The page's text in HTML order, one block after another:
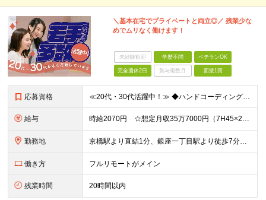
＼基本在宅でプライベートと両立◎／ 残業少な
めでムリなく働けます！
未経験歓迎 学歴不問 ベテランOK
完全週休2日 賞与複数月 面接1回
応募資格 ≪20代・30代活躍中！≫ ◆ハンドコーディング（HTML5、CSS3）の経験 ※Dreamweaver等の使用は除く ◆Photoshop使用経験 ※ブランクがある方やこれまでのご経験に自信がない
給与 時給2070円 ☆想定月収35万7000円（7H45×20日+残業15H） ※交通費全額支給 ※在宅日数に応じて、在宅勤務手当あり
勤務地 京橋駅より直結1分、銀座一丁目駅より徒歩7分、東京駅より徒歩8分、有楽町駅より徒歩12分 ▼服装：オフィスカジュアル ▼働き方：基本在宅勤務 ※入社後1週間程は研修のため出社になります。 ※業務状況
働き方 フルリモートがメイン
残業時間 20時間以内